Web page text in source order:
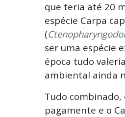
que teria até 20
espécie Carpa
(
ser uma espécie
época tudo
ambiental ainda
Tudo
pagamente e o